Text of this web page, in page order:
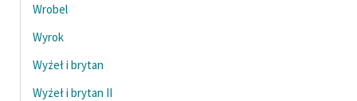
Wrobel
Wyrok
Wyżeł i brytan
Wyżeł i brytan II